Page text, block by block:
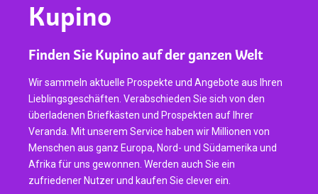
Kupino
Finden Sie Kupino auf der ganzen Welt
Wir sammeln aktuelle Prospekte und Angebote aus Ihren
Lieblingsgeschäften. Verabschieden Sie sich von den
überladenen Briefkästen und Prospekten auf Ihrer
Veranda. Mit unserem Service haben wir Millionen von
Menschen aus ganz Europa, Nord- und Südamerika und
Afrika für uns gewonnen. Werden auch Sie ein
zufriedener Nutzer und kaufen Sie clever ein.